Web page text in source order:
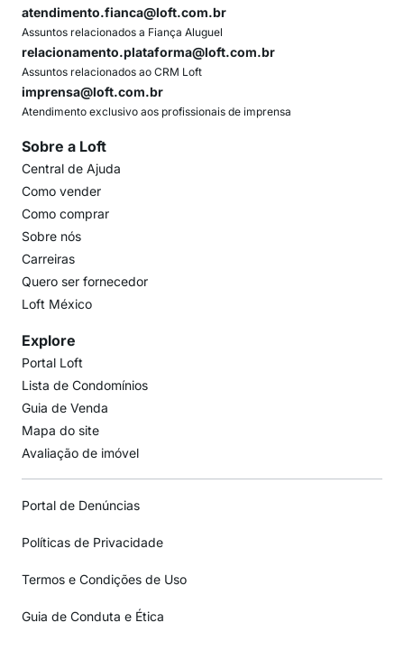
atendimento.fianca@loft.com.br
Assuntos relacionados a Fiança Aluguel
relacionamento.plataforma@loft.com.br
Assuntos relacionados ao CRM Loft
imprensa@loft.com.br
Atendimento exclusivo aos profissionais de imprensa
Sobre a Loft
Central de Ajuda
Como vender
Como comprar
Sobre nós
Carreiras
Quero ser fornecedor
Loft México
Explore
Portal Loft
Lista de Condomínios
Guia de Venda
Mapa do site
Avaliação de imóvel
Portal de Denúncias
Políticas de Privacidade
Termos e Condições de Uso
Guia de Conduta e Ética